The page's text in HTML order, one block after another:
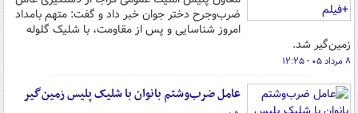
ضرب‌وجرح دختر جوان خبر داد و گفت: متهم بامداد
امروز شناسایی و پس از مقاومت، با شلیک گلوله
زمین‌گیر شد.
۸ مرداد ۰۵ - ۱۲:۲۵
عامل ضرب‌وشتم بانوان با شلیک پلیس زمین‌گیر